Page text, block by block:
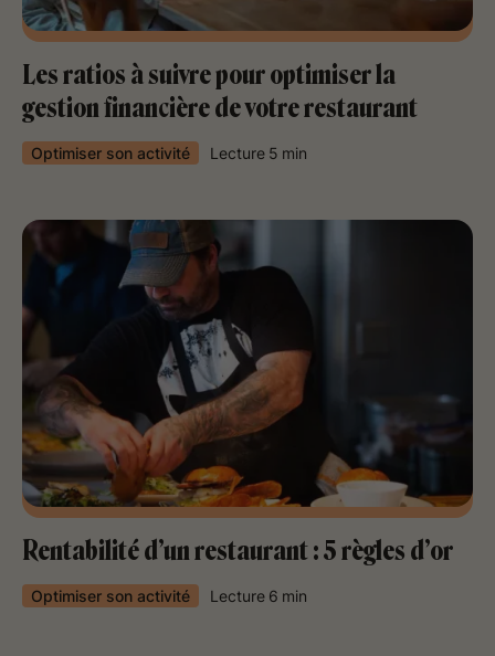
Les ratios à suivre pour optimiser la
gestion financière de votre restaurant
Optimiser son activité Lecture 5 min
Rentabilité d’un restaurant : 5 règles d’or
Optimiser son activité Lecture 6 min